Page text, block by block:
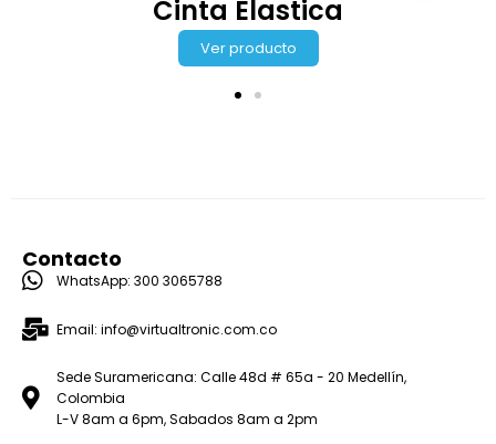
Contacto
WhatsApp: 300 3065788
Email: info@virtualtronic.com.co
Sede Suramericana: Calle 48d # 65a - 20 Medellín,
Colombia
L-V 8am a 6pm, Sabados 8am a 2pm